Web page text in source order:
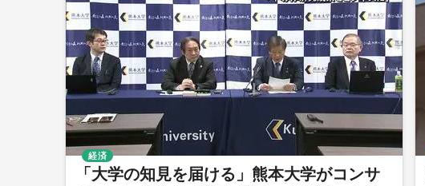
「大学の知見を届ける」熊本大学がコンサ
経済